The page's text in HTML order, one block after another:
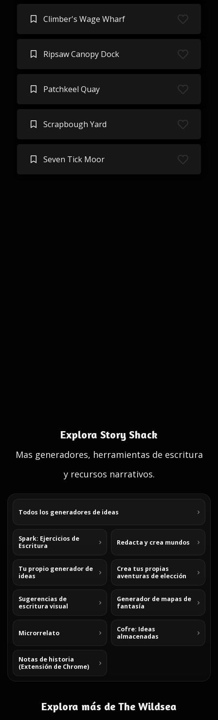
Climber's Wage Wharf
Ripsaw Canopy Dock
Patchkeel Quay
Scrapbough Yard
Seven Tick Moor
Explora Story Shack
Mas generadores, herramientas de escritura
y recursos narrativos.
Todos los generadores de ideas
Spark: Ejercicios de
Escritura
Redacta y crea mundos
Tu propio generador de
ideas
Crea tus propias
aventuras de elección
Sugerencias de
escritura visual
Generador de mapas de
fantasía
Microrrelato
Cofre: Ideas
almacenadas
Notas de historia
(Extensión de Chrome)
Explora más de The Wildsea